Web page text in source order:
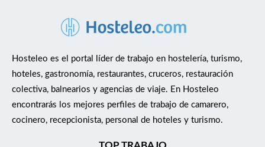
Hosteleo es el portal líder de trabajo en hostelería, turismo,
hoteles, gastronomía, restaurantes, cruceros, restauración
colectiva, balnearios y agencias de viaje. En Hosteleo
encontrarás los mejores perfiles de trabajo de camarero,
cocinero, recepcionista, personal de hoteles y turismo.